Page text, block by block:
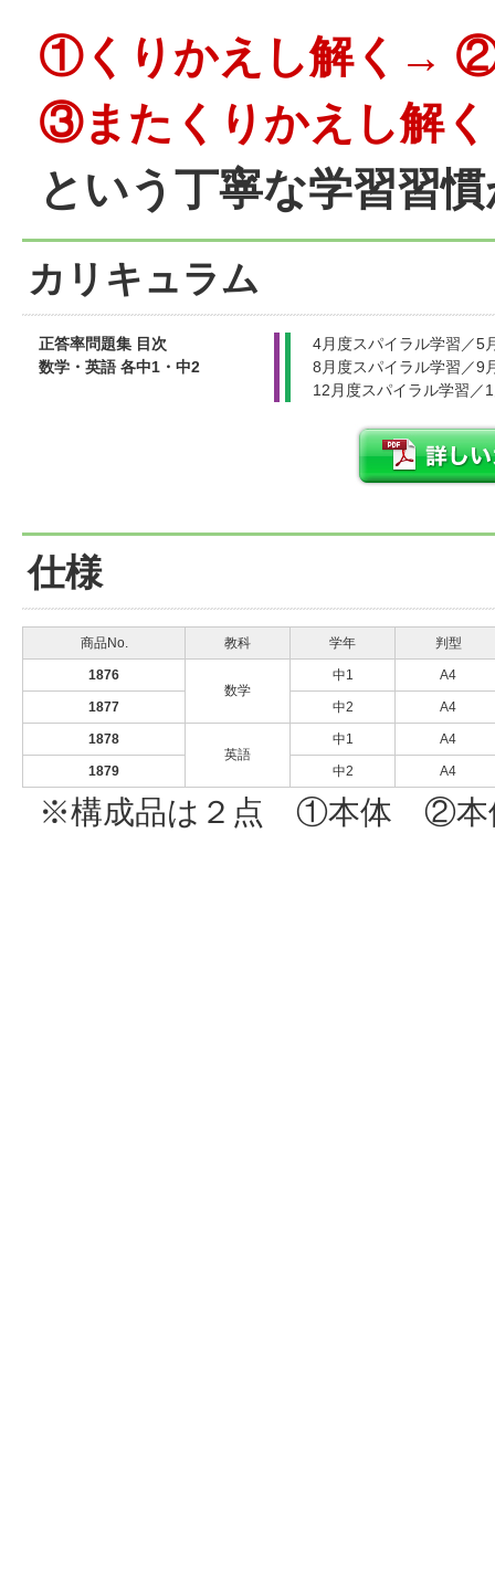
①くりかえし解く→ ②
③またくりかえし解く
という丁寧な学習習
カリキュラム
正答率問題集 目次
数学・英語 各中1・中2
4月度スパイラル学習／5
8月度スパイラル学習／9
12月度スパイラル学習／
仕様
商品No. 教科 学年 判型
1876
数学
中1 A4
1877 中2 A4
1878
英語
中1 A4
1879 中2 A4
※構成品は２点 ①本体 ②本